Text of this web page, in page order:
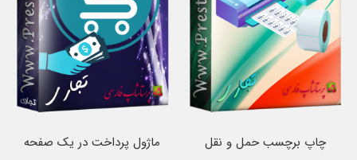
چاپ برچسب حمل و نقل
ماژول پرداخت در یک صفحه